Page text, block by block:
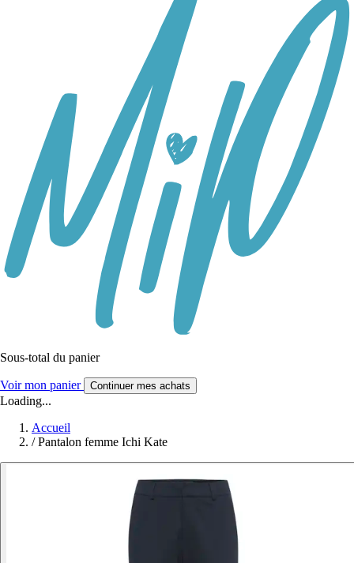
Sous-total du panier
Voir mon panier Continuer mes achats
Loading...
Accueil
/ Pantalon femme Ichi Kate